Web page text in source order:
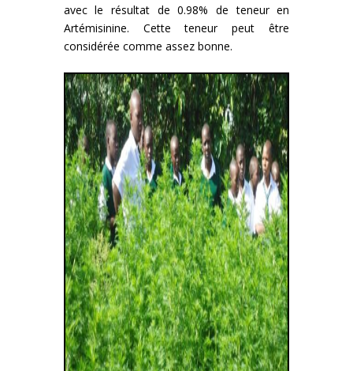
avec le résultat de 0.98% de teneur en
Artémisinine. Cette teneur peut être
considérée comme assez bonne.